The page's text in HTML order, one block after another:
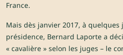
France.
Mais dès janvier 2017, à quelques
présidence, Bernard Laporte a
« cavalière » selon les juges – le